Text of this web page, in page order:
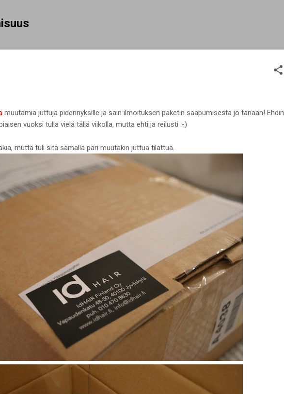
muutamia juttuja pidennyksille ja sain ilmoituksen paketin saapumisesta jo tänään! Ehdin
vuoksi tulla vielä tällä viikolla, mutta ehti ja reilusti :-)
mutta tuli sitä samalla pari muutakin juttua tilattua.